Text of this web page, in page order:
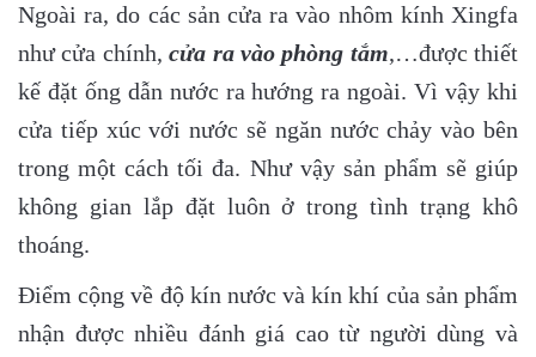
Ngoài ra, do các sản cửa ra vào nhôm kính Xingfa
như cửa chính,cửa ra vào phòng tắm,…được thiết
kế đặt ống dẫn nước ra hướng ra ngoài. Vì vậy khi
cửa tiếp xúc với nước sẽ ngăn nước chảy vào bên
trong một cách tối đa. Như vậy sản phẩm sẽ giúp
không gian lắp đặt luôn ở trong tình trạng khô
thoáng.
Điểm cộng về độ kín nước và kín khí của sản phẩm
nhận được nhiều đánh giá cao từ người dùng và